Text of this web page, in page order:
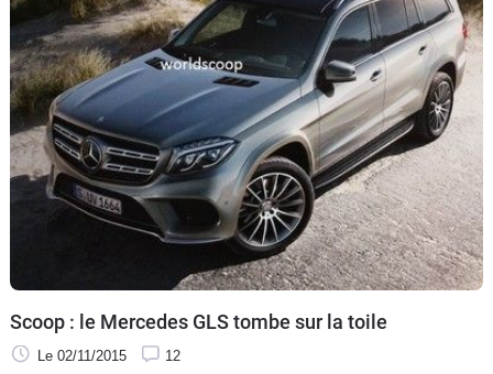
Scoop : le Mercedes GLS tombe sur la toile
Le 02/11/2015 12